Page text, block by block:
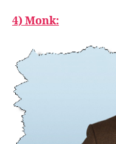
4) Monk: